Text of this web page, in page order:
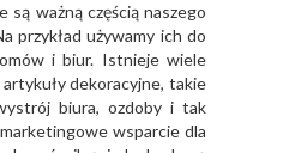
są ważną częścią naszego
przykład używamy ich do
i biur. Istnieje wiele
dekoracyjne, takie
biura, ozdoby i tak
wsparcie dla